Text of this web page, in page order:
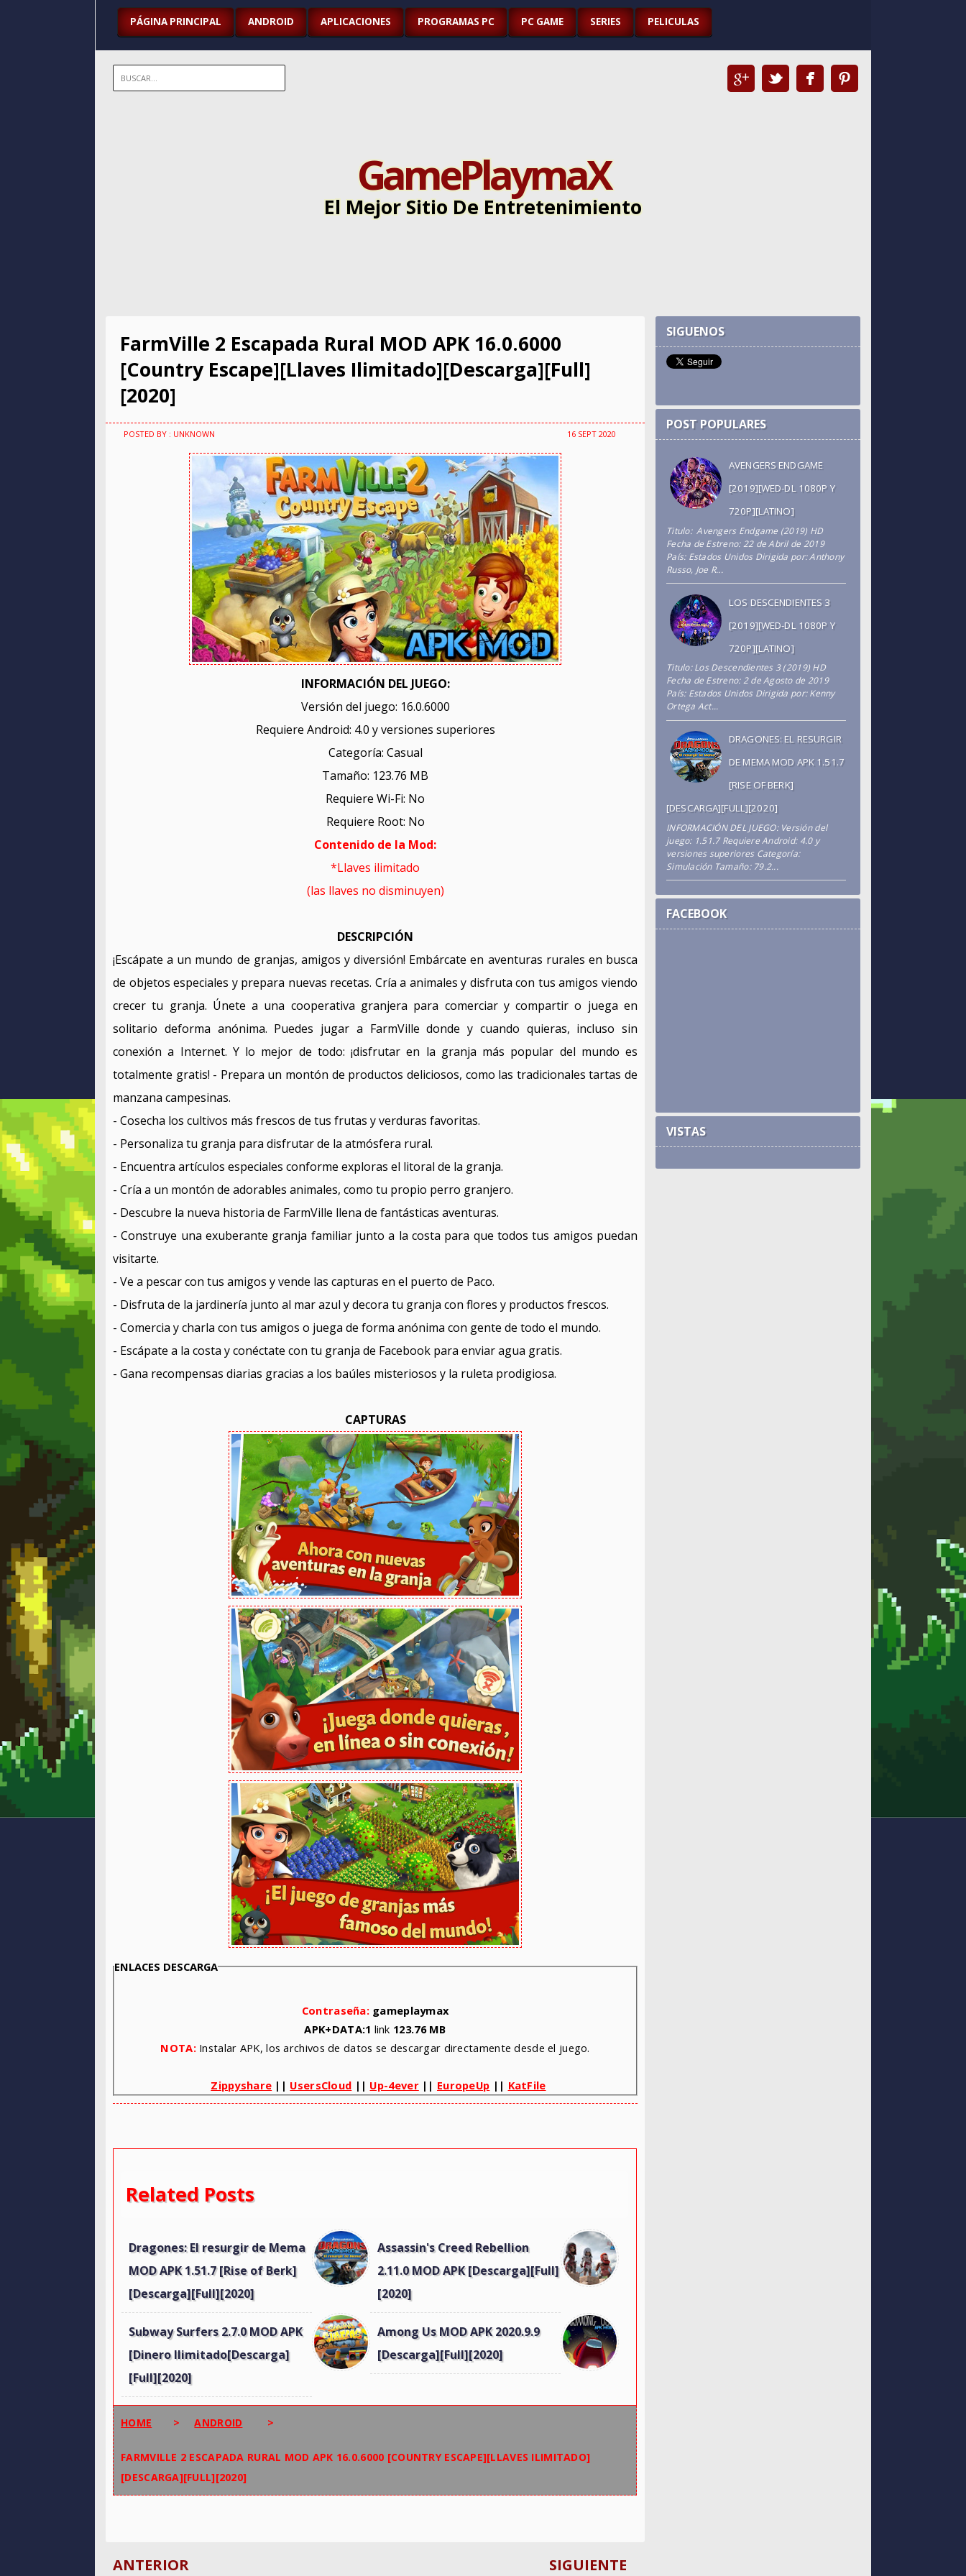
PÁGINA PRINCIPAL ANDROID APLICACIONES PROGRAMAS PC PC GAME SERIES PELICULAS
GamePlaymaX
El Mejor Sitio De Entretenimiento
FarmVille 2 Escapada Rural MOD APK 16.0.6000
[Country Escape][Llaves Ilimitado][Descarga][Full]
[2020]
POSTED BY : UNKNOWN 16 SEPT 2020
INFORMACIÓN DEL JUEGO:
Versión del juego: 16.0.6000
Requiere Android: 4.0 y versiones superiores
Categoría: Casual
Tamaño: 123.76 MB
Requiere Wi-Fi: No
Requiere Root: No
Contenido de la Mod:
*Llaves ilimitado
(las llaves no disminuyen)
DESCRIPCIÓN
¡Escápate a un mundo de granjas, amigos y diversión! Embárcate en aventuras rurales en busca
de objetos especiales y prepara nuevas recetas. Cría a animales y disfruta con tus amigos viendo
crecer tu granja. Únete a una cooperativa granjera para comerciar y compartir o juega en
solitario deforma anónima. Puedes jugar a FarmVille donde y cuando quieras, incluso sin
conexión a Internet. Y lo mejor de todo: ¡disfrutar en la granja más popular del mundo es
totalmente gratis! - Prepara un montón de productos deliciosos, como las tradicionales tartas de
manzana campesinas.
- Cosecha los cultivos más frescos de tus frutas y verduras favoritas.
- Personaliza tu granja para disfrutar de la atmósfera rural.
- Encuentra artículos especiales conforme exploras el litoral de la granja.
- Cría a un montón de adorables animales, como tu propio perro granjero.
- Descubre la nueva historia de FarmVille llena de fantásticas aventuras.
- Construye una exuberante granja familiar junto a la costa para que todos tus amigos puedan
visitarte.
- Ve a pescar con tus amigos y vende las capturas en el puerto de Paco.
- Disfruta de la jardinería junto al mar azul y decora tu granja con flores y productos frescos.
- Comercia y charla con tus amigos o juega de forma anónima con gente de todo el mundo.
- Escápate a la costa y conéctate con tu granja de Facebook para enviar agua gratis.
- Gana recompensas diarias gracias a los baúles misteriosos y la ruleta prodigiosa.
CAPTURAS
ENLACES DESCARGA
Contraseña: gameplaymax
APK+DATA:1 link 123.76 MB
NOTA: Instalar APK, los archivos de datos se descargar directamente desde el juego.
Zippyshare || UsersCloud || Up-4ever|| EuropeUp || KatFile
Related Posts
Dragones: El resurgir de Mema
MOD APK 1.51.7 [Rise of Berk]
[Descarga][Full][2020]
Assassin's Creed Rebellion
2.11.0 MOD APK [Descarga][Full]
[2020]
Subway Surfers 2.7.0 MOD APK
[Dinero Ilimitado[Descarga]
[Full][2020]
Among Us MOD APK 2020.9.9
[Descarga][Full][2020]
HOME > ANDROID >
FARMVILLE 2 ESCAPADA RURAL MOD APK 16.0.6000 [COUNTRY ESCAPE][LLAVES ILIMITADO]
[DESCARGA][FULL][2020]
SIGUIENTE
ANTERIOR
SIGUENOS
POST POPULARES
AVENGERS ENDGAME
[2019][WED-DL 1080P Y
720P][LATINO]
Titulo: Avengers Endgame (2019) HD
Fecha de Estreno: 22 de Abril de 2019
País: Estados Unidos Dirigida por: Anthony
Russo, Joe R...
LOS DESCENDIENTES 3
[2019][WED-DL 1080P Y
720P][LATINO]
Titulo: Los Descendientes 3 (2019) HD
Fecha de Estreno: 2 de Agosto de 2019
País: Estados Unidos Dirigida por: Kenny
Ortega Act...
DRAGONES: EL RESURGIR
DE MEMA MOD APK 1.51.7
[RISE OF BERK]
[DESCARGA][FULL][2020]
INFORMACIÓN DEL JUEGO: Versión del
juego: 1.51.7 Requiere Android: 4.0 y
versiones superiores Categoría:
Simulación Tamaño: 79.2...
FACEBOOK
VISTAS